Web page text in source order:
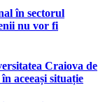
în sectorul
nu vor fi
Craiova de
aceeași situație